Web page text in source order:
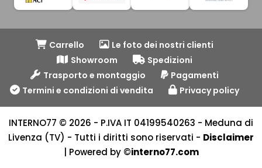
Carrello
Le foto dei nostri clienti
Showroom
Spedizioni
Trasporto e montaggio
Pagamenti
Termini e condizioni di vendita
Privacy policy
INTERNO77 © 2026 - P.IVA IT 04199540263 - Meduna di
Livenza (TV) - Tutti i diritti sono riservati - Disclaimer
| Powered by ©interno77.com